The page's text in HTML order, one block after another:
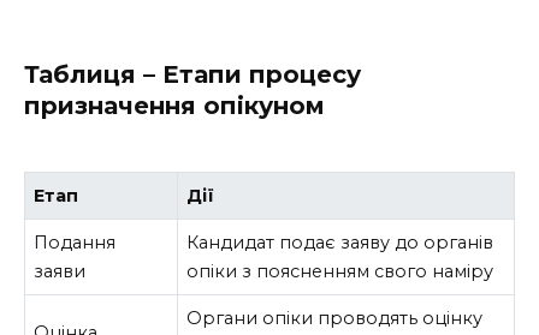
Таблиця – Етапи процесу
призначення опікуном
Етап Дії
Подання
заяви
Кандидат подає заяву до органів
опіки з поясненням свого наміру
Органи опіки проводять оцінку